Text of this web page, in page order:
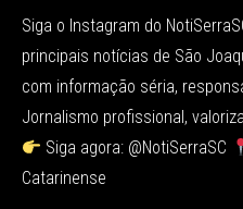
Siga o Instagram do
principais notícias de São
com informação séria,
Jornalismo profissional,
Siga agora: @NotiSerraSC
Catarinense